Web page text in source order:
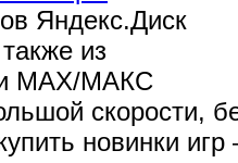
Яндекс.Диск
из
MAX/МАКС
скорости,
новинки